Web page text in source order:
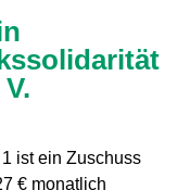
ist ein Zuschuss
€ monatlich